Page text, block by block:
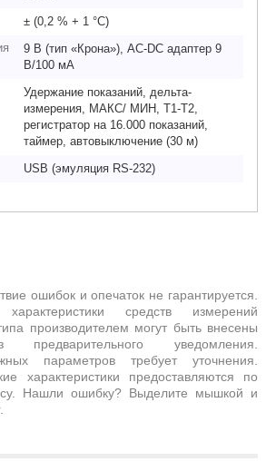
± (0,2 % + 1 °С)
9 В (тип «Крона»), AC-DC адаптер 9
В/100 мА
Удержание показаний, дельта-
измерения, МАКС/ МИН, Т1-Т2,
регистратор на 16.000 показаний,
таймер, автовыключение (30 м)
USB (эмуляция RS-232)
ошибок и опечаток не гарантируется.
средств измерений
производителем могут быть внесены
уведомления.
параметров требует уточнения.
характеристики предоставляются по
Нашли ошибку? Выделите мышкой и